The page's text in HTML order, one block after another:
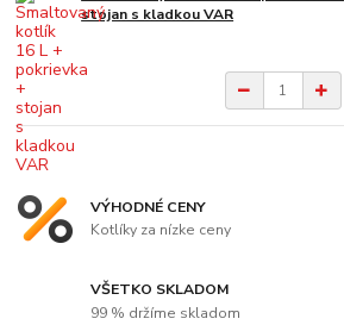
stojan s kladkou VAR
VÝHODNÉ CENY
Kotlíky za nízke ceny
VŠETKO SKLADOM
99 % držíme skladom